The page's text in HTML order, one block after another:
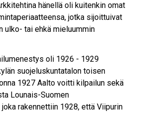
hänellä oli kuitenkin omat
jotka sijoittuivat
ulko- tai ehkä mieluummin
oli 1926 - 1929
suojeluskuntatalon toisen
1927 Aalto voitti kilpailun sekä
Lounais-Suomen
rakennettiin 1928, että Viipurin